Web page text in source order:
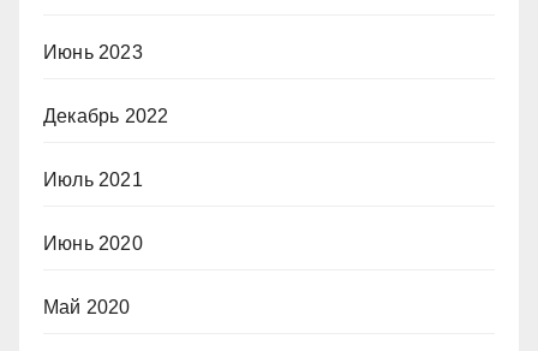
Июнь 2023
Декабрь 2022
Июль 2021
Июнь 2020
Май 2020